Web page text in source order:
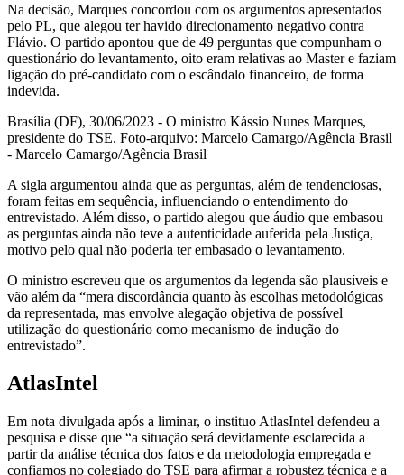
Na decisão, Marques concordou com os argumentos apresentados
pelo PL, que alegou ter havido direcionamento negativo contra
Flávio. O partido apontou que de 49 perguntas que compunham o
questionário do levantamento, oito eram relativas ao Master e faziam
ligação do pré-candidato com o escândalo financeiro, de forma
indevida.
Brasília (DF), 30/06/2023 - O ministro Kássio Nunes Marques,
presidente do TSE. Foto-arquivo: Marcelo Camargo/Agência Brasil
- Marcelo Camargo/Agência Brasil
A sigla argumentou ainda que as perguntas, além de tendenciosas,
foram feitas em sequência, influenciando o entendimento do
entrevistado. Além disso, o partido alegou que áudio que embasou
as perguntas ainda não teve a autenticidade auferida pela Justiça,
motivo pelo qual não poderia ter embasado o levantamento.
O ministro escreveu que os argumentos da legenda são plausíveis e
vão além da “mera discordância quanto às escolhas metodológicas
da representada, mas envolve alegação objetiva de possível
utilização do questionário como mecanismo de indução do
entrevistado”.
AtlasIntel
Em nota divulgada após a liminar, o instituo AtlasIntel defendeu a
pesquisa e disse que “a situação será devidamente esclarecida a
partir da análise técnica dos fatos e da metodologia empregada e
confiamos no colegiado do TSE para afirmar a robustez técnica e a